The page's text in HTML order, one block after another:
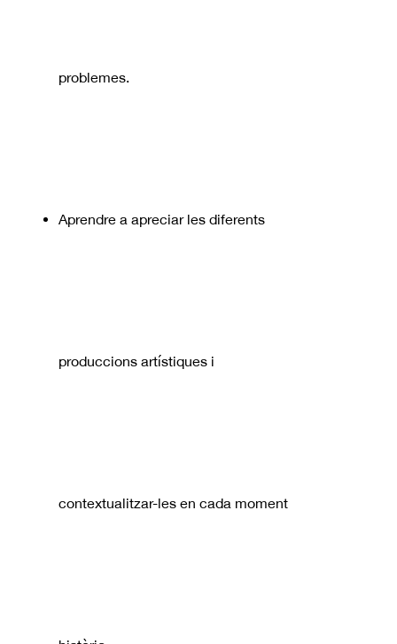
problemes.
Aprendre a apreciar les diferents
produccions artístiques i
contextualitzar-les en cada moment